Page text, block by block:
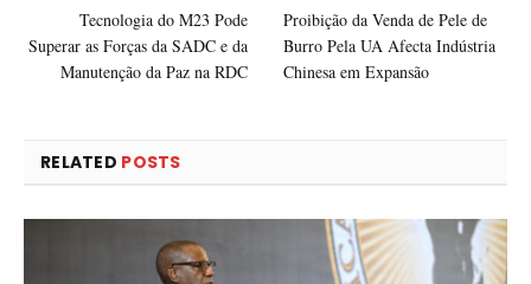
Tecnologia do M23 Pode
Superar as Forças da SADC e da
Manutenção da Paz na RDC
Proibição da Venda de Pele de
Burro Pela UA Afecta Indústria
Chinesa em Expansão
RELATED POSTS